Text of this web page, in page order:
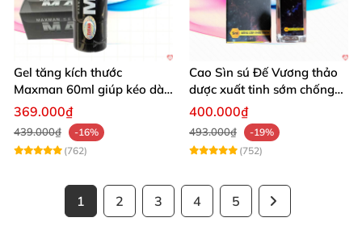
Gel tăng kích thước
Maxman 60ml giúp kéo dài
thời gian quan hệ hiệu quả
369.000₫
439.000₫
-16%
(762)
Cao Sìn sú Đế Vương thảo
dược xuất tinh sớm chống
hiệu quả nhất
400.000₫
493.000₫
-19%
(752)
1 2 3 4 5